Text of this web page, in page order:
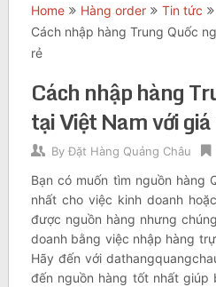
Home Hàng order
Tin tức
Cách nhập hàng Trung Quốc
rẻ
Cách nhập hàng
tại Việt Nam với
By Đặt Hàng Quảng Châu
Bạn có muốn tìm nguồn hàng
nhất cho việc kinh doanh
được nguồn hàng nhưng
doanh bằng việc nhập hàng
Hãy đến với
đến nguồn hàng tốt nhất giúp